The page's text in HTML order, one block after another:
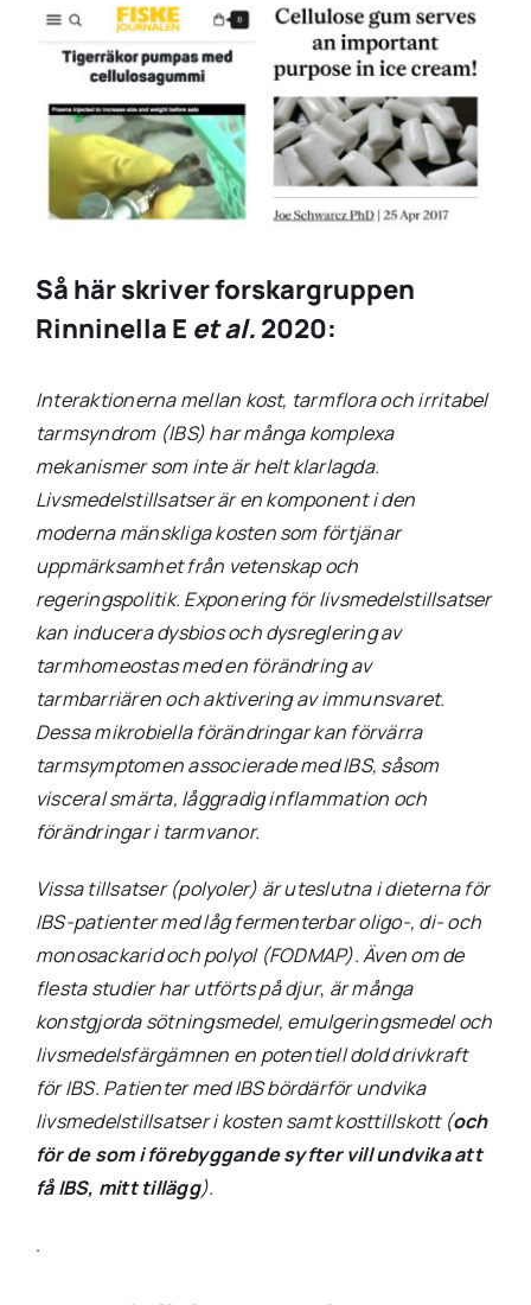
Så här skriver forskargruppen
Rinninella E et al. 2020:
Interaktionerna mellan kost, tarmflora och irritabel
tarmsyndrom (IBS) har många komplexa
mekanismer som inte är helt klarlagda.
Livsmedelstillsatser är en komponent i den
moderna mänskliga kosten som förtjänar
uppmärksamhet från vetenskap och
regeringspolitik. Exponering för livsmedelstillsatser
kan inducera dysbios och dysreglering av
tarmhomeostas med en förändring av
tarmbarriären och aktivering av immunsvaret.
Dessa mikrobiella förändringar kan förvärra
tarmsymptomen associerade med IBS, såsom
visceral smärta, låggradig inflammation och
förändringar i tarmvanor.
Vissa tillsatser (polyoler) är uteslutna i dieterna för
IBS-patienter med låg fermenterbar oligo-, di- och
monosackarid och polyol (FODMAP). Även om de
flesta studier har utförts på djur, ärmånga
konstgjorda sötningsmedel, emulgeringsmedel och
livsmedelsfärgämnen en potentiell dold drivkraft
för IBS. Patienter med IBS bördärför undvika
livsmedelstillsatser i kosten samt kosttillskott (och
för de som i förebyggande syfter vill undvika att
få IBS, mitt tillägg).
.